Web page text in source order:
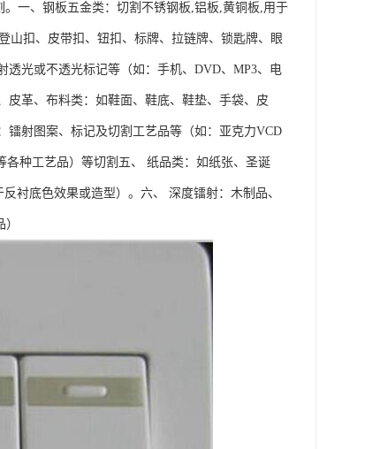
一、钢板五金类：切割不锈钢板,铝板,黄铜板,用于
山扣、皮带扣、钮扣、标牌、拉链牌、锁匙牌、眼
光或不透光标记等（如：手机、DVD、MP3、电
革、布料类：如鞋面、鞋底、鞋垫、手袋、皮
射图案、标记及切割工艺品等（如：亚克力VCD
种工艺品）等切割五、 纸品类：如纸张、圣诞
衬底色效果或造型）。六、 深度镭射：木制品、